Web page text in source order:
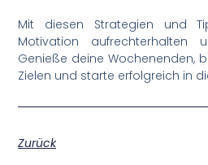
Mit diesen Strategien und
Motivation aufrechterhalten
Genieße deine Wochenenden,
Zielen und starte erfolgreich in
Zurück